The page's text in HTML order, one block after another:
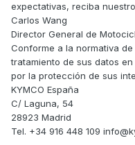
expectativas, reciba
Carlos Wang
Director General de
Conforme a la normativa
tratamiento de sus datos
por la protección de sus
KYMCO España
C/ Laguna, 54
28923 Madrid
Tel. +34 916 448 109